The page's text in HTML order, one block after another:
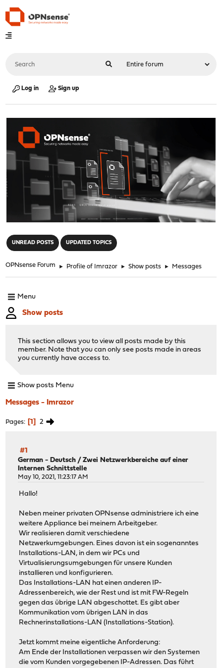
Log in Sign up
UNREAD POSTS UPDATED TOPICS
OPNsense Forum ► Profile of Imrazor ► Show posts ► Messages
Menu
Show posts
This section allows you to view all posts made by this
member. Note that you can only see posts made in areas
you currently have access to.
Show posts Menu
Messages - Imrazor
Pages 1 2
#1
German - Deutsch /Zwei Netzwerkbereiche auf einer
Internen Schnittstelle
May 10, 2021, 11:23:17 AM
Hallo!
Neben meiner privaten OPNsense administriere ich eine
weitere Appliance bei meinem Arbeitgeber.
Wir realisieren damit verschiedene
Netzwerkumgebungen. Eines davon ist ein sogenanntes
Installations-LAN, in dem wir PCs und
Virtualisierungsumgebungen für unsere Kunden
installieren und konfigurieren.
Das Installations-LAN hat einen anderen IP-
Adressenbereich, wie der Rest und ist mit FW-Regeln
gegen das übrige LAN abgeschottet. Es gibt aber
Kommunikation vom übrigen LAN in das
Rechnerinstallations-LAN (Installations-Station).
Jetzt kommt meine eigentliche Anforderung:
Am Ende der Installationen verpassen wir den Systemen
die vom Kunden vorgegebenen IP-Adressen. Das führt